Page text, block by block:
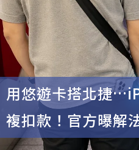
用悠遊卡搭北捷
複扣款！官方曝解